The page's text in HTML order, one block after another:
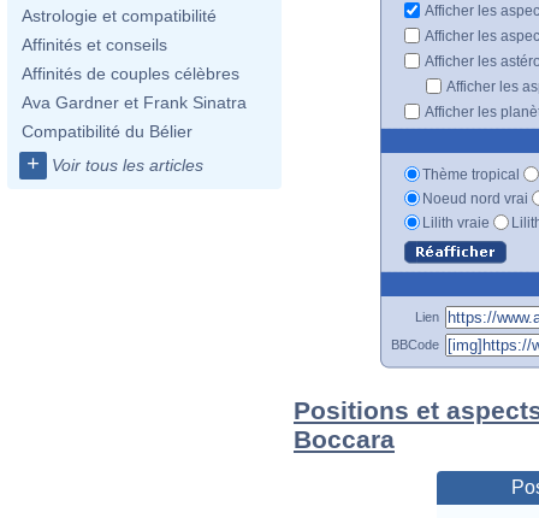
Astrologie et compatibilité
Affinités et conseils
Affinités de couples célèbres
Ava Gardner et Frank Sinatra
Compatibilité du Bélier
+ Voir tous les articles
Afficher les
Afficher les
Afficher les
Afficher les
Afficher les
Thème tropical
Noeud nord vrai
Lilith vraie
Lien
BBCode
Positions et
Boccara